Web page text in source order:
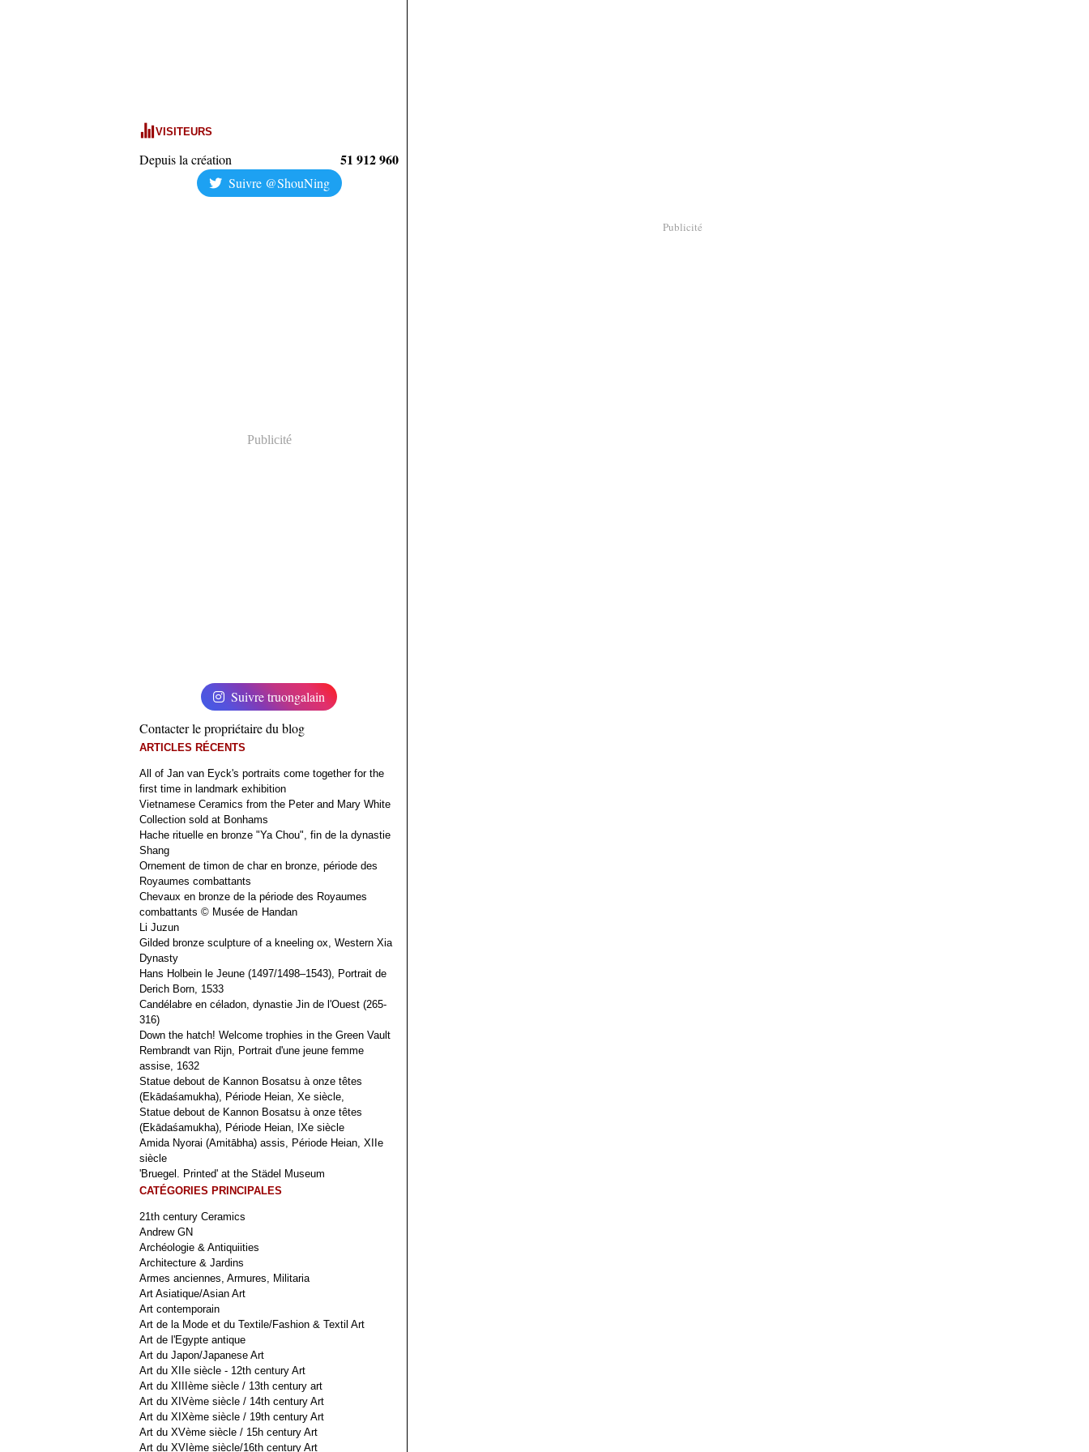
VISITEURS
Depuis la création 51 912 960
Suivre @ShouNing
Publicité
Suivre truongalain
Contacter le propriétaire du blog
ARTICLES RÉCENTS
All of Jan van Eyck's portraits come together for the
first time in landmark exhibition
Vietnamese Ceramics from the Peter and Mary White
Collection sold at Bonhams
Hache rituelle en bronze "Ya Chou", fin de la dynastie
Shang
Ornement de timon de char en bronze, période des
Royaumes combattants
Chevaux en bronze de la période des Royaumes
combattants © Musée de Handan
Li Juzun
Gilded bronze sculpture of a kneeling ox, Western Xia
Dynasty
Hans Holbein le Jeune (1497/1498–1543), Portrait de
Derich Born, 1533
Candélabre en céladon, dynastie Jin de l'Ouest (265-
316)
Down the hatch! Welcome trophies in the Green Vault
Rembrandt van Rijn, Portrait d'une jeune femme
assise, 1632
Statue debout de Kannon Bosatsu à onze têtes
(Ekādaśamukha), Période Heian, Xe siècle,
Statue debout de Kannon Bosatsu à onze têtes
(Ekādaśamukha), Période Heian, IXe siècle
Amida Nyorai (Amitābha) assis, Période Heian, XIIe
siècle
'Bruegel. Printed' at the Städel Museum
CATÉGORIES PRINCIPALES
21th century Ceramics
Andrew GN
Archéologie & Antiquiities
Architecture & Jardins
Armes anciennes, Armures, Militaria
Art Asiatique/Asian Art
Art contemporain
Art de la Mode et du Textile/Fashion & Textil Art
Art de l'Egypte antique
Art du Japon/Japanese Art
Art du XIIe siècle - 12th century Art
Art du XIIIème siècle / 13th century art
Art du XIVème siècle / 14th century Art
Art du XIXème siècle / 19th century Art
Art du XVème siècle / 15h century Art
Art du XVIème siècle/16th century Art
Publicité